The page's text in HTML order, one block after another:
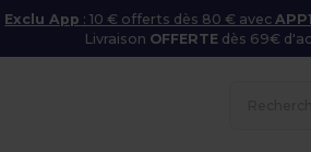
Exclu App : 10 € offerts dès 80 € avec
Livraison OFFERTE dès 69€